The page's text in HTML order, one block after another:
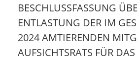
BESCHLUSSFASSUNG
ENTLASTUNG DER IM
2024 AMTIERENDEN
AUFSICHTSRATS FÜR DAS